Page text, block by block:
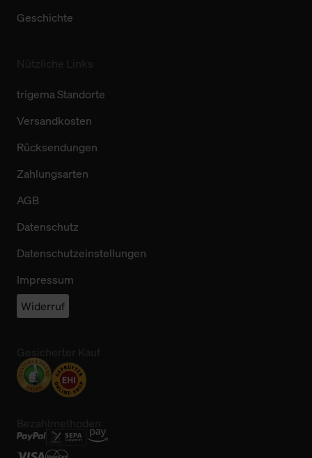
Geschichte
trigema Standorte
Versandkosten
Rücksendungen
Zahlungsarten
AGB
Datenschutz
Datenschutzeinstellungen
Impressum
Widerruf